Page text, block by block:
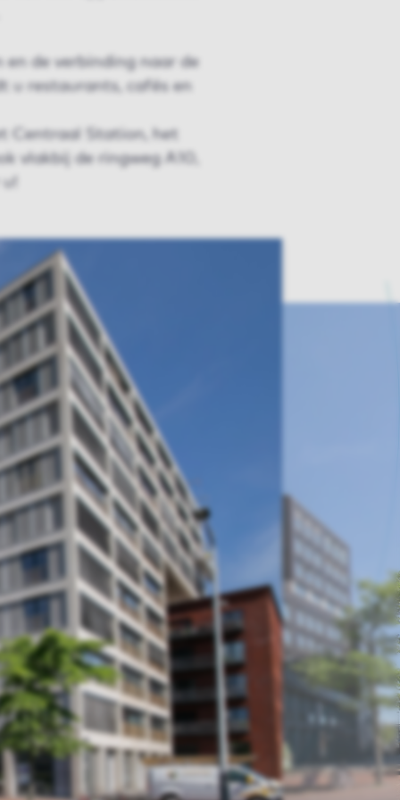
de verbinding naar de
u restaurants, cafés en
Centraal Station, het
vlakbij de ringweg A10,